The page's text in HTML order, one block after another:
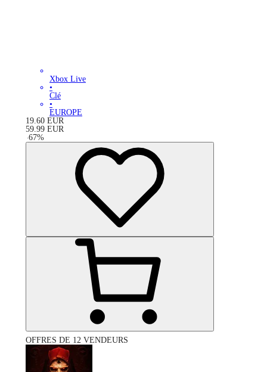
Xbox Live
•
Clé
•
EUROPE
19.60 EUR
59.99 EUR
-67%
OFFRES DE 12 VENDEURS